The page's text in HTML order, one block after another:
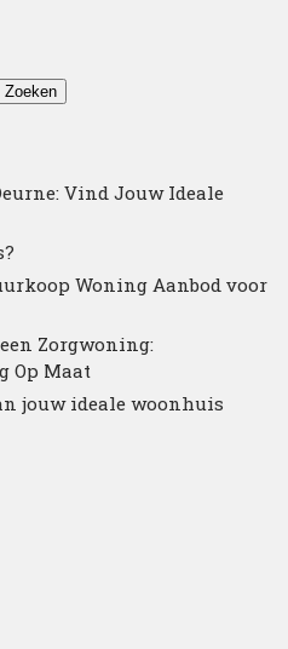
Zoeken
Vind Jouw Ideale
Woning Aanbod voor
Zorgwoning:
Op Maat
jouw ideale woonhuis